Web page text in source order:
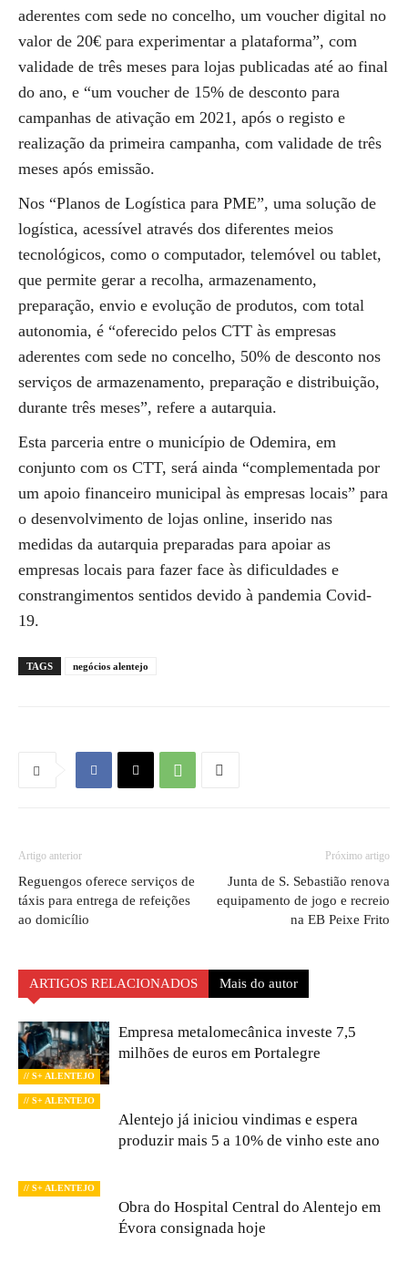
aderentes com sede no concelho, um voucher digital no
valor de 20€ para experimentar a plataforma”, com
validade de três meses para lojas publicadas até ao final
do ano, e “um voucher de 15% de desconto para
campanhas de ativação em 2021, após o registo e
realização da primeira campanha, com validade de três
meses após emissão.
Nos “Planos de Logística para PME”, uma solução de
logística, acessível através dos diferentes meios
tecnológicos, como o computador, telemóvel ou tablet,
que permite gerar a recolha, armazenamento,
preparação, envio e evolução de produtos, com total
autonomia, é “oferecido pelos CTT às empresas
aderentes com sede no concelho, 50% de desconto nos
serviços de armazenamento, preparação e distribuição,
durante três meses”, refere a autarquia.
Esta parceria entre o município de Odemira, em
conjunto com os CTT, será ainda “complementada por
um apoio financeiro municipal às empresas locais” para
o desenvolvimento de lojas online, inserido nas
medidas da autarquia preparadas para apoiar as
empresas locais para fazer face às dificuldades e
constrangimentos sentidos devido à pandemia Covid-
19.
TAGS negócios alentejo
Artigo anterior
Reguengos oferece serviços de
táxis para entrega de refeições
ao domicílio
Próximo artigo
Junta de S. Sebastião renova
equipamento de jogo e recreio
na EB Peixe Frito
ARTIGOS RELACIONADOS Mais do autor
// S+ ALENTEJO
Empresa metalomecânica investe 7,5
milhões de euros em Portalegre
// S+ ALENTEJO
Alentejo já iniciou vindimas e espera
produzir mais 5 a 10% de vinho este ano
// S+ ALENTEJO
Obra do Hospital Central do Alentejo em
Évora consignada hoje